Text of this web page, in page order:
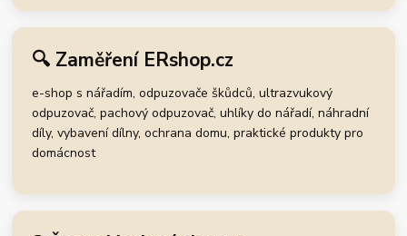
🔍 Zaměření ERshop.cz
e-shop s nářadím, odpuzovače škůdců, ultrazvukový
odpuzovač, pachový odpuzovač, uhlíky do nářadí, náhradní
díly, vybavení dílny, ochrana domu, praktické produkty pro
domácnost